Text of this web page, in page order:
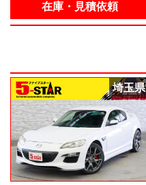
在庫・見積依頼
埼玉県